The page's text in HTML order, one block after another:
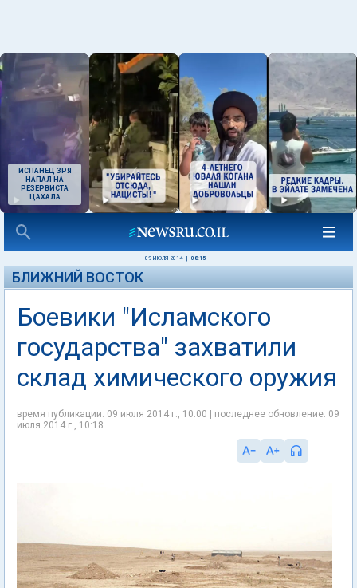
ИСПАНЕЦ ЗРЯ
НАПАЛ НА
РЕЗЕРВИСТА
ЦАХАЛА
09 ИЮЛЯ 2014 08:15
БЛИЖНИЙ ВОСТОК
Боевики "Исламского
государства" захватили
склад химического оружия
время публикации: 09 июля 2014 г., 10:00 | последнее обновление: 09
июля 2014 г., 10:18